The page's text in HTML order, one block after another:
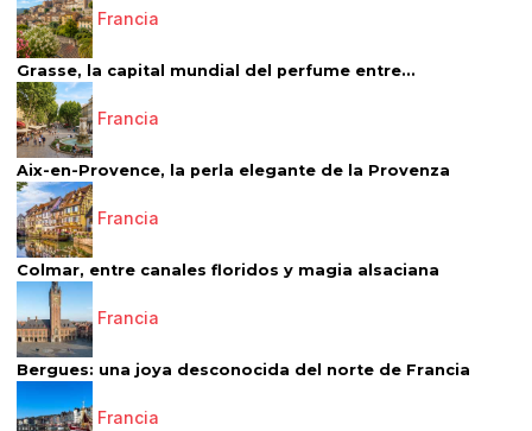
Francia
Grasse, la capital mundial del perfume entre...
Francia
Aix-en-Provence, la perla elegante de la Provenza
Francia
Colmar, entre canales floridos y magia alsaciana
Francia
Bergues: una joya desconocida del norte de Francia
Francia